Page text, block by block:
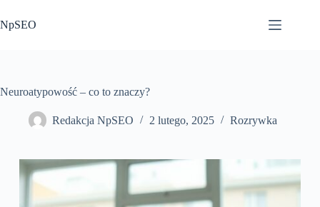
do
treści
NpSEO
Neuroatypowość – co to znaczy?
Redakcja NpSEO 2 lutego, 2025 Rozrywka